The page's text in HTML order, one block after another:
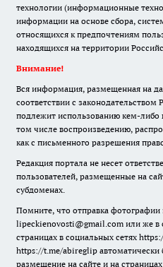
технологии (информационные
информации на основе сбора,
относящихся к предпочтениям
находящихся на территории
Внимание!
Вся информация, размещенная на
соответствии с законодательством
подлежит использованию кем-
том числе воспроизведению,
как с письменного разрешения
Редакция портала не несет
пользователей, размещенные на
субдоменах.
Помните, что отправка фотографии
lipeckienovosti@gmail.com или же
страницах в социальных сетях
https://t.me/abireglip автоматически
размещение на сайте и на